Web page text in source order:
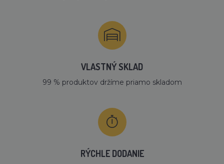
VLASTNÝ SKLAD
99 % produktov držíme priamo skladom
RÝCHLE DODANIE